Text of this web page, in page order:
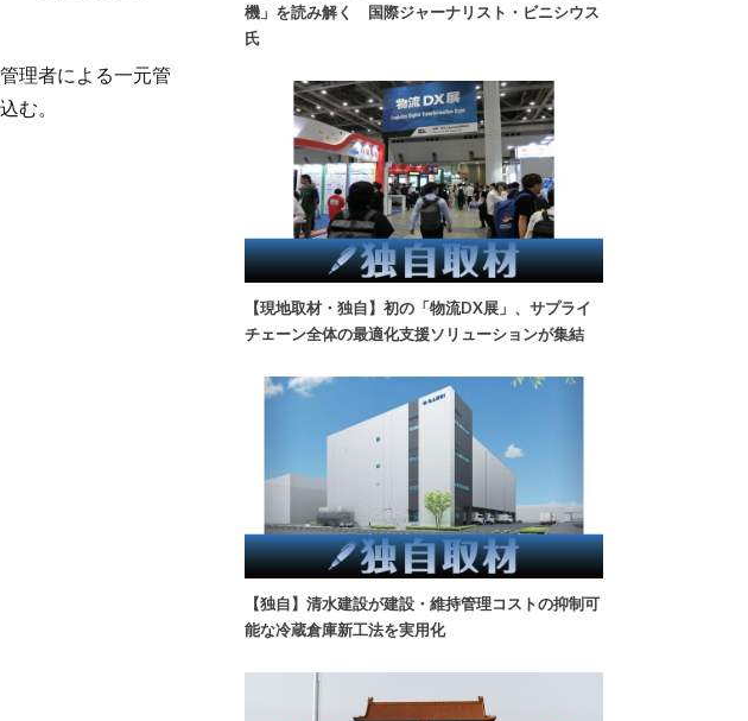
理者による一元管
む。
機」を読み解く 国際ジャーナリスト・ビニシウス
氏
【現地取材・独自】初の「物流DX展」、サプライ
チェーン全体の最適化支援ソリューションが集結
【独自】清水建設が建設・維持管理コストの抑制可
能な冷蔵倉庫新工法を実用化